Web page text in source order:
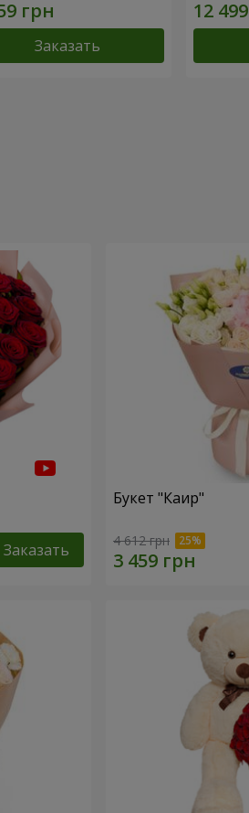
Заказать
Заказать
Букет "Каир"
4 612 грн